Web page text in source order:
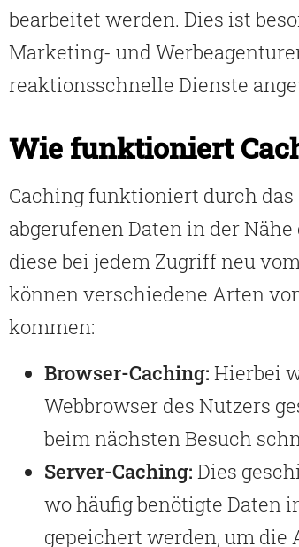
bearbeitet werden. Dies ist
Marketing- und
reaktionsschnelle Dienste
Wie funktioniert
Caching funktioniert durch
abgerufenen Daten in der
diese bei jedem Zugriff neu
können verschiedene Arten
kommen:
Browser-Caching: Hierbei
Webbrowser des Nutzers
beim nächsten Besuch
Server-Caching: Dies
wo häufig benötigte Daten
gepeichert werden, um die